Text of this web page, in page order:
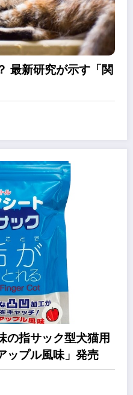
最新研究が示す「関
の指サック型犬猫用
ップル風味」発売